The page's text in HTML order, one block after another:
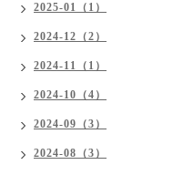
2025-01（1）
2024-12（2）
2024-11（1）
2024-10（4）
2024-09（3）
2024-08（3）